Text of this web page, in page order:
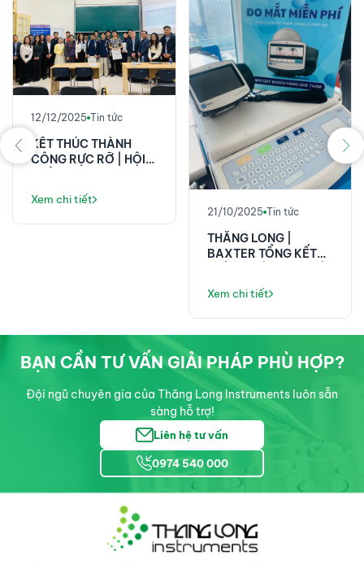
20/10/2025 Tin tức
THĂNG LONG |
KHOA HỌC 58 NĂM
Xem chi tiết
BẠN CẦN TƯ VẤN GIẢI PHÁP PHÙ HỢP?
Đội ngũ chuyên gia của Thăng Long Instruments luôn sẵn
sàng hỗ trợ!
Liên hệ tư vấn
0974 540 000